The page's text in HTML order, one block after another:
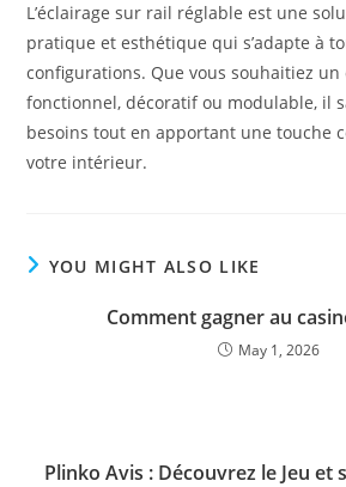
L’éclairage sur rail réglable est une
pratique et esthétique qui s’adapte à
configurations. Que vous souhaitiez un
fonctionnel, décoratif ou modulable, il
besoins tout en apportant une touche
votre intérieur.
YOU MIGHT ALSO LIKE
Comment gagner au
May 1, 2026
Plinko Avis : Découvrez le Jeu et